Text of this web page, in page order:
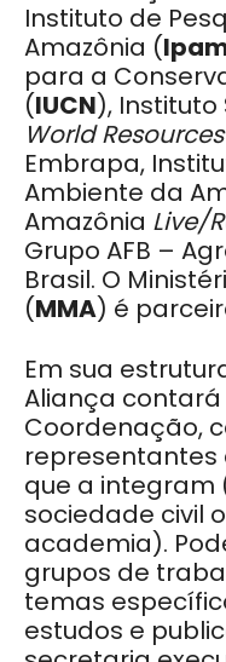
Instituto de
Amazônia (
para a
(IUCN),
World
Embrapa,
Ambiente da
Amazônia Live/
Grupo AFB –
Brasil. O
(MMA) é
Em sua
Aliança
Coordenação,
que a integram
sociedade civil
academia).
grupos de
temas
estudos e